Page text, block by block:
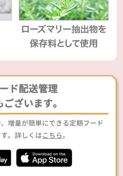
ド配送管理
ざいます。
増量が簡単にできる定期フード
。詳しくはこちら。